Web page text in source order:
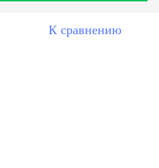
К сравнению